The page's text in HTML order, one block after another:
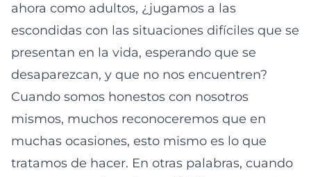
ahora como adultos, ¿jugamos a las
escondidas con las situaciones difíciles que se
presentan en la vida, esperando que se
desaparezcan, y que no nos encuentren?
Cuando somos honestos con nosotros
mismos, muchos reconoceremos que en
muchas ocasiones, esto mismo es lo que
tratamos de hacer. En otras palabras, cuando